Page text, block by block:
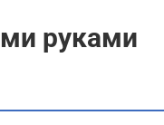
руками